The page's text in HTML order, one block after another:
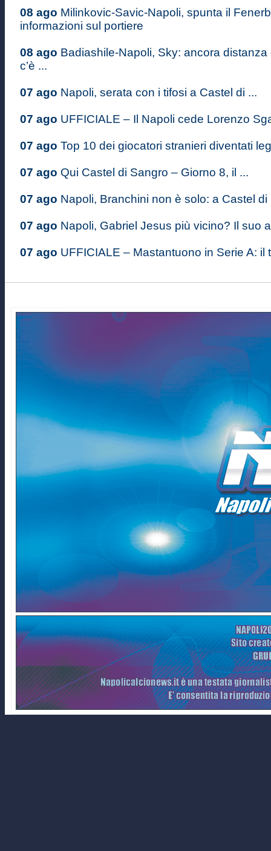
08 ago Milinkovic-Savic-Napoli, spunta il
informazioni sul portiere
08 ago Badiashile-Napoli, Sky: ancora
c’è ...
07 ago Napoli, serata con i tifosi a Castel di ...
07 ago UFFICIALE – Il Napoli cede Lorenzo
07 ago Top 10 dei giocatori stranieri diventati
07 ago Qui Castel di Sangro – Giorno 8, il ...
07 ago Napoli, Branchini non è solo: a Castel di
07 ago Napoli, Gabriel Jesus più vicino? Il suo
07 ago UFFICIALE – Mastantuono in Serie A: il